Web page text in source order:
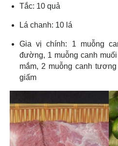
Tắc: 10 quả
Lá chanh: 10 lá
Gia vị chính: 1 muỗng
đường, 1 muỗng canh
mắm, 2 muỗng canh
giấm